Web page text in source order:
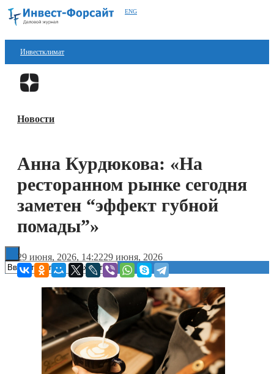
ENG
Инвестклимат
Финансы
Блокчейн
Книги
Новости
Анна Курдюкова: «На
ресторанном рынке сегодня
заметен “эффект губной
помады”»
29 июня, 2026, 14:2229 июня, 2026